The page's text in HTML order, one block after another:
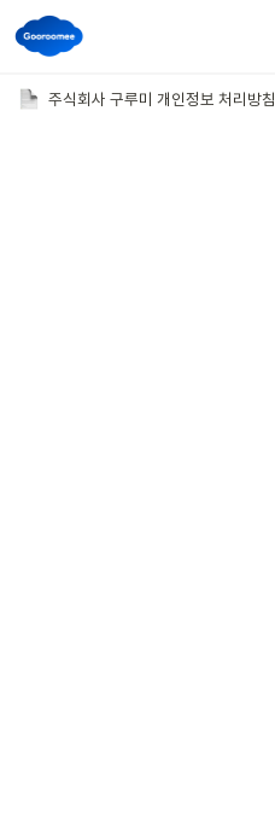
주식회사 구루미 개인정보 처리방침